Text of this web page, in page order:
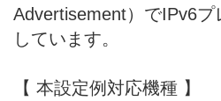
Advertisement）でIPv6
しています。
【 本設定例対応機種 】